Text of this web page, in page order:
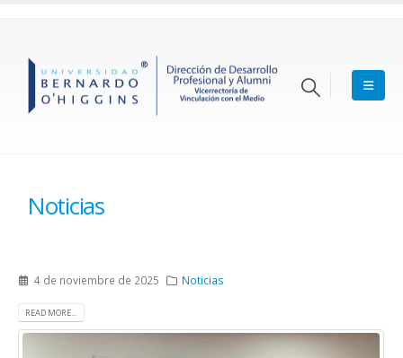
Noticias
4 de noviembre de 2025 Noticias
READ MORE...